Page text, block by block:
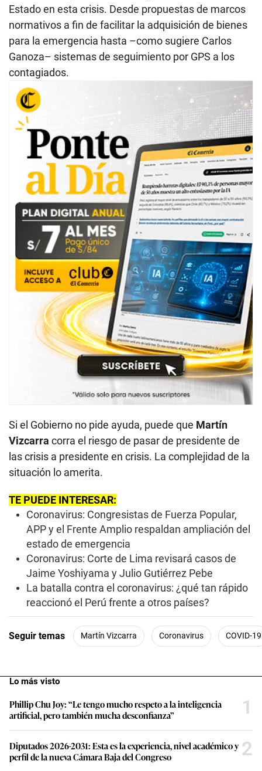
Estado en esta crisis. Desde propuestas de marcos
normativos a fin de facilitar la adquisición de bienes
para la emergencia hasta –como sugiere Carlos
Ganoza– sistemas de seguimiento por GPS a los
contagiados.
Si el Gobierno no pide ayuda, puede que Martín
Vizcarra corra el riesgo de pasar de presidente de
las crisis a presidente en crisis. La complejidad de la
situación lo amerita.
TE PUEDE INTERESAR:
Coronavirus: Congresistas de Fuerza Popular,
APP y el Frente Amplio respaldan ampliación del
estado de emergencia
Coronavirus: Corte de Lima revisará casos de
Jaime Yoshiyama y Julio Gutiérrez Pebe
La batalla contra el coronavirus: ¿qué tan rápido
reaccionó el Perú frente a otros países?
Seguir temas Martín Vizcarra Coronavirus COVID-19
Lo más visto
Phillip Chu Joy: “Le tengo mucho respeto a la inteligencia
artificial, pero también mucha desconfianza”
1
Diputados 2026-2031: Esta es la experiencia, nivel académico y
perfil de la nueva Cámara Baja del Congreso
2